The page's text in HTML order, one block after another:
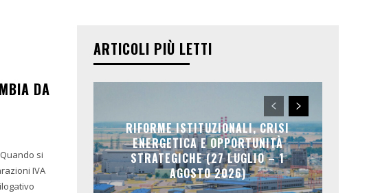
DA
si
IVA
ARTICOLI PIÙ LETTI
RIFORME ISTITUZIONALI, CRISI
ENERGETICA E OPPORTUNITÀ
STRATEGICHE (27 LUGLIO – 1
AGOSTO 2026)